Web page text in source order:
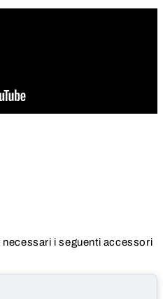
i seguenti accessori